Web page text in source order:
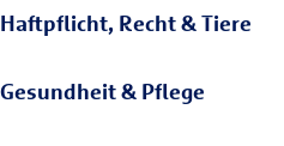
Haftpflicht, Recht & Tiere
Gesundheit & Pflege